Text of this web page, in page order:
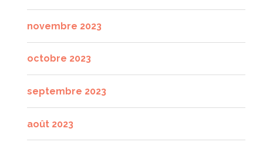
novembre 2023
octobre 2023
septembre 2023
août 2023